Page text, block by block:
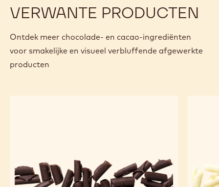
VERWANTE PRODUCTEN
Ontdek meer chocolade- en cacao-ingrediënten
voor smakelijke en visueel verbluffende afgewerkte
producten